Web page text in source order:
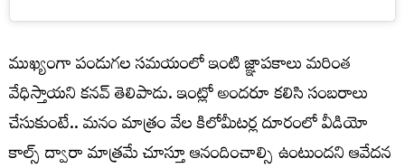
ముఖ్యంగా పండుగల సమయంలో ఇంటి జ్ఞాపకాలు మరింత
వేధిస్తాయని కనవ్ తెలిపాడు. ఇంట్లో అందరూ కలిసి సంబరాలు
చేసుకుంటే.. మనం మాత్రం వేల కిలోమీటర్ల దూరంలో వీడియో
కాల్స్ ద్వారా మాత్రమే చూస్తూ ఆనందించాల్సి ఉంటుందని ఆవేదన